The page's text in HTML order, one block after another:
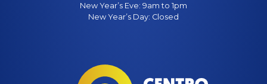
New Year’s Eve: 9am to 1pm
New Year’s Day: Closed